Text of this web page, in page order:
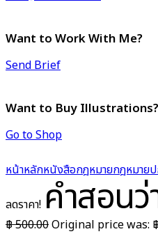
Want to Work With Me?
Send Brief
Want to Buy Illustrations?
Go to Shop
หน้าหลักหนังสือกฎหมายกฎหมาย
ลดราคา! คำสอน
฿500.00Original price was: